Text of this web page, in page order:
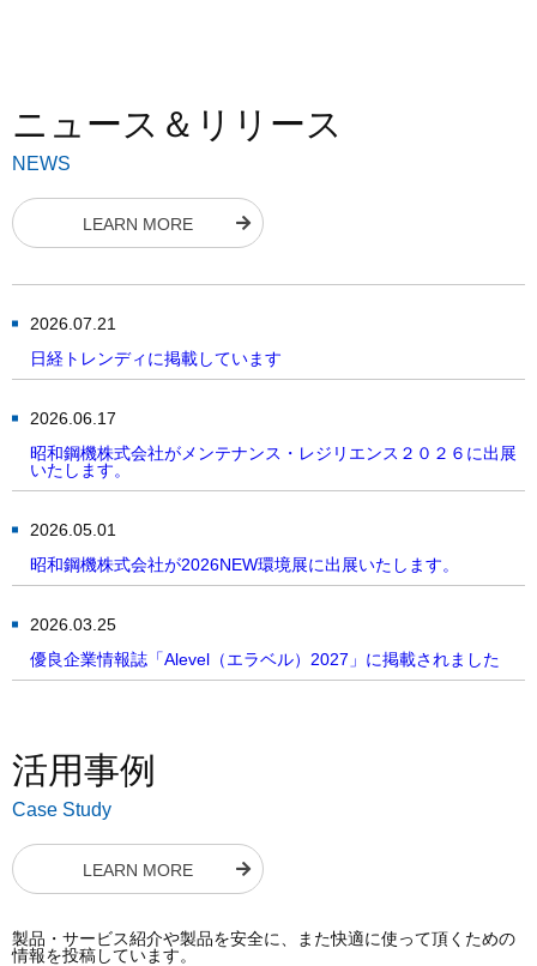
ニュース＆リリース
NEWS
LEARN MORE
2026.07.21
日経トレンディに掲載しています
2026.06.17
昭和鋼機株式会社がメンテナンス・レジリエンス２０２６に出展
いたします。
2026.05.01
昭和鋼機株式会社が2026NEW環境展に出展いたします。
2026.03.25
優良企業情報誌「Alevel（エラベル）2027」に掲載されました
活用事例
Case Study
LEARN MORE
製品・サービス紹介や製品を安全に、また快適に使って頂くための
情報を投稿しています。